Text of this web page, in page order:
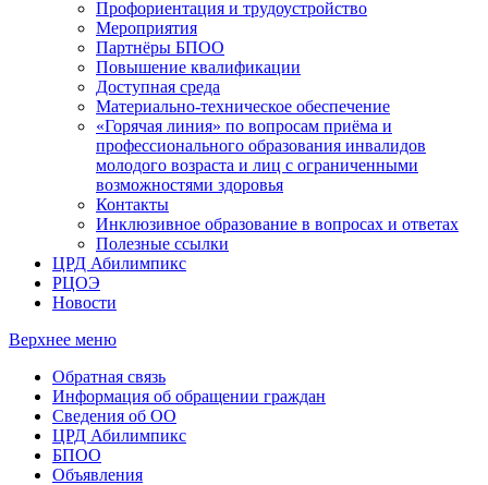
Профориентация и трудоустройство
Мероприятия
Партнёры БПОО
Повышение квалификации
Доступная среда
Материально-техническое обеспечение
«Горячая линия» по вопросам приёма и
профессионального образования инвалидов
молодого возраста и лиц с ограниченными
возможностями здоровья
Контакты
Инклюзивное образование в вопросах и ответах
Полезные ссылки
ЦРД Абилимпикс
РЦОЭ
Новости
Верхнее меню
Обратная связь
Информация об обращении граждан
Сведения об ОО
ЦРД Абилимпикс
БПОО
Объявления